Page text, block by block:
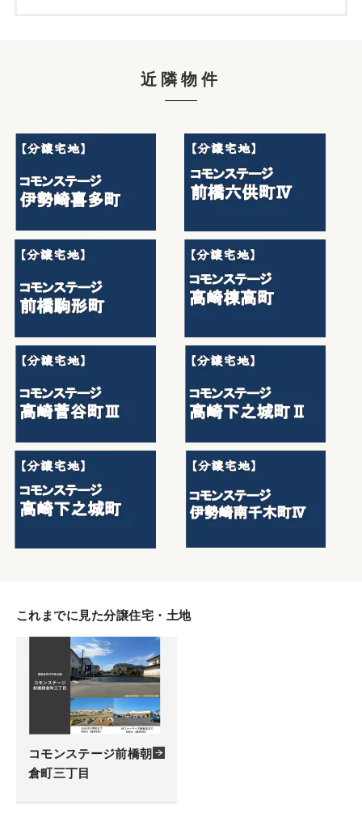
近隣物件
これまでに見た分譲住宅・土地
コモンステージ前橋朝
倉町三丁目